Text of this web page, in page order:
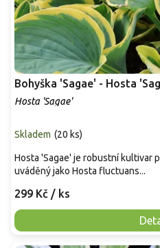
Bohyška 'Sagae' - Hosta
Hosta 'Sagae'
Skladem (20 ks)
299 Kč / ks
Hosta 'Sagae' je robustní kultivar
uváděný jako Hosta fluctuans...